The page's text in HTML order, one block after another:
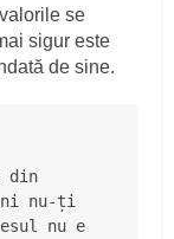
se
sigur este
de sine.
din
nu-ți
nu e